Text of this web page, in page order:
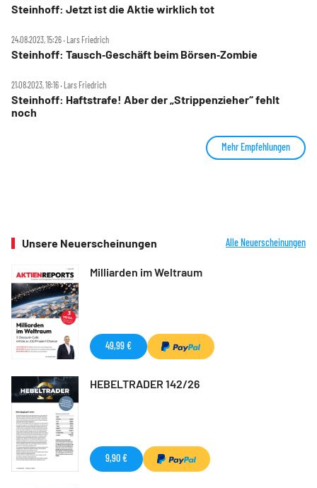
Steinhoff: Jetzt ist die Aktie wirklich tot
24.08.2023, 15:26 ‧ Lars Friedrich
Steinhoff: Tausch‑Geschäft beim Börsen‑Zombie
21.08.2023, 18:16 ‧ Lars Friedrich
Steinhoff: Haftstrafe! Aber der „Strippenzieher“ fehlt
noch
Mehr Empfehlungen
Unsere Neuerscheinungen Alle Neuerscheinungen
Milliarden im Weltraum
49,99 €
HEBELTRADER 142/26
9,90 €